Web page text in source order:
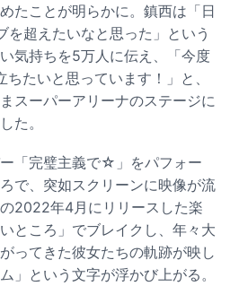
たことが明らかに。鎮西は「日
超えたいなと思った」という
気持ちを5万人に伝え、「今度
たいと思っています！」と、
スーパーアリーナのステージに
た。
「完璧主義で☆」をパフォー
で、突如スクリーンに映像が流
2022年4月にリリースした楽
ところ」でブレイクし、年々大
ってきた彼女たちの軌跡が映し
」という文字が浮かび上がる。